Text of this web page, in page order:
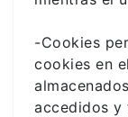
-Cookies
cookies en
accedidos y